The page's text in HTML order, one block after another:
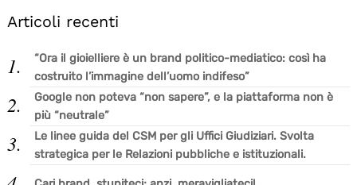
Articoli recenti
“Ora il gioielliere è un brand politico-mediatico: così ha
costruito l’immagine dell’uomo indifeso”
Google non poteva “non sapere”, e la piattaforma non è
più “neutrale”
Le linee guida del CSM per gli Uffici Giudiziari. Svolta
strategica per le Relazioni pubbliche e istituzionali.
Search
for: